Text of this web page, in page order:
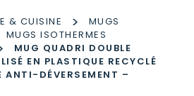
& CUISINE >
MUGS
MUGS ISOTHERMES
MUG QUADRI DOUBLE
EN PLASTIQUE RECYCLÉ
ANTI-DÉVERSEMENT –